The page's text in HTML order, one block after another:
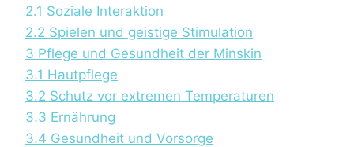
2.1 Soziale Interaktion
2.2 Spielen und geistige Stimulation
3 Pflege und Gesundheit der Minskin
3.1 Hautpflege
3.2 Schutz vor extremen Temperaturen
3.3 Ernährung
3.4 Gesundheit und Vorsorge